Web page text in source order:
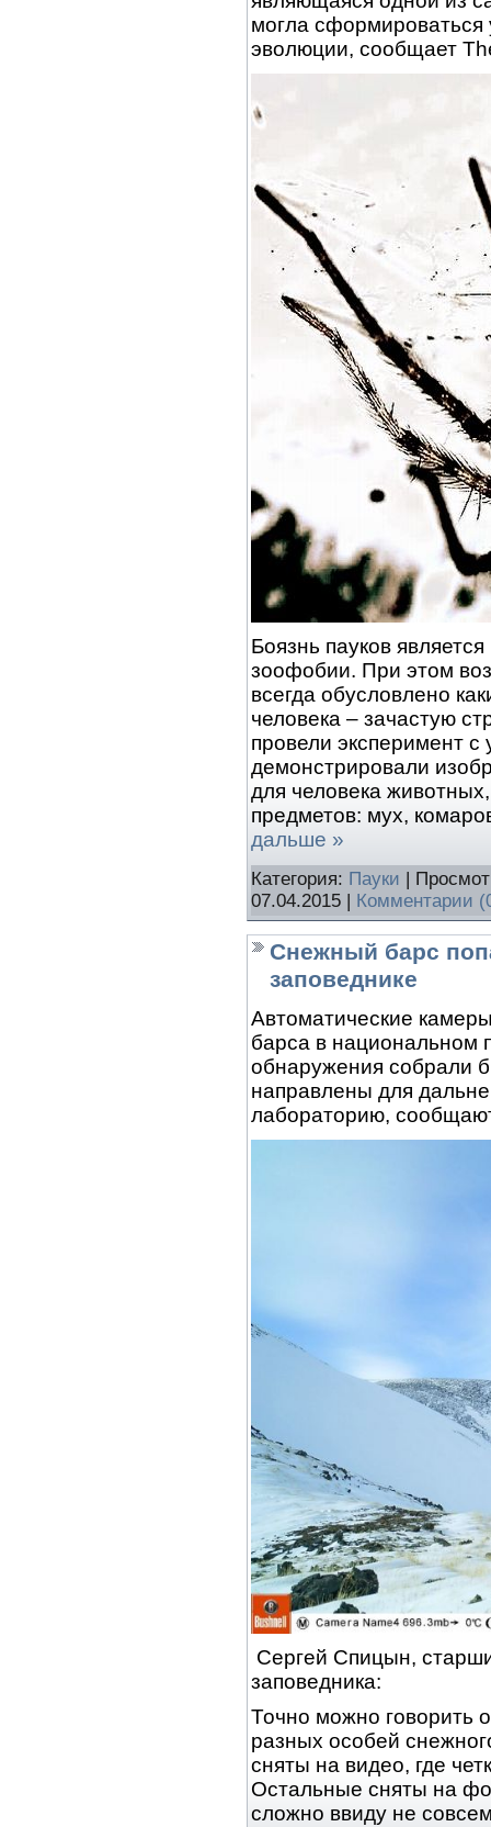
могла сформироваться
эволюции, сообщает
Боязнь пауков
зоофобии. При этом
всегда обусловлено
человека – зачастую
провели эксперимент
демонстрировали
для человека
предметов: мух,
дальше »
Категория: Пауки |
07.04.2015
Комментарии
Снежный барс
заповеднике
Автоматические
барса в национальном
обнаружения собрали
направлены для
лабораторию,
Сергей Спицын,
заповедника:
Точно можно говорить
разных особей
сняты на видео, где
Остальные сняты на
сложно ввиду не